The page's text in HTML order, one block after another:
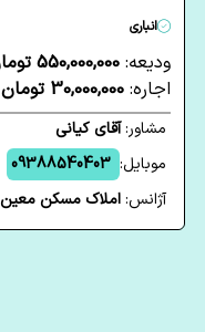
انباری
ودیعه: 550,000,000 تومان
اجاره: 30,000,000 تومان
مشاور:آقای کیانی
موبایل: 09388540403
آژانس:املاک مسکن معین